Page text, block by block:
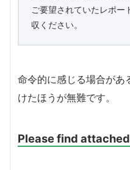
ご要望されていたレポー
収ください。
命令的に感じる場合があ
けたほうが無難です。
Please find attached